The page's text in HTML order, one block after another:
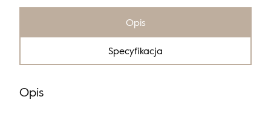
Opis
Specyfikacja
Opis